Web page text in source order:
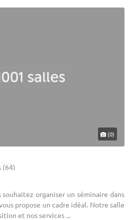
(0)
(64)
souhaitez organiser un séminaire dans
propose un cadre idéal. Notre salle
et nos services ...